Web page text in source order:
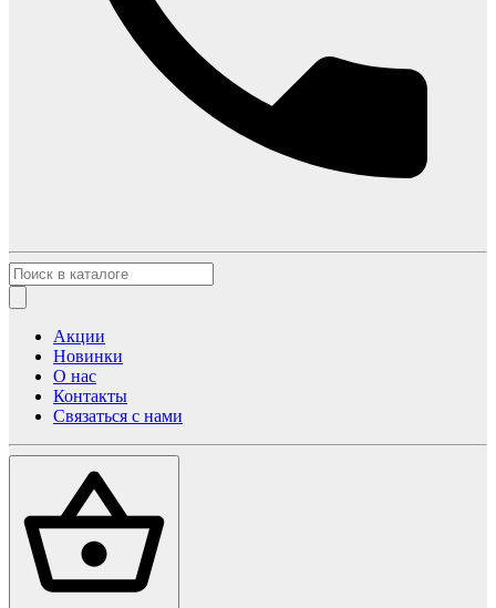
Акции
Новинки
О нас
Контакты
Связаться с нами